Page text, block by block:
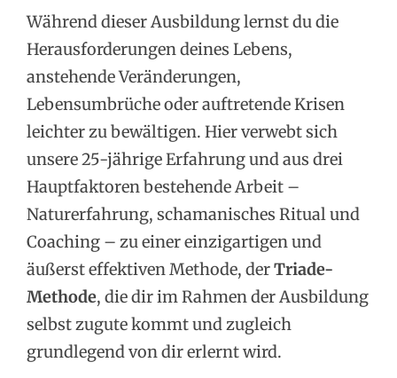
Während dieser Ausbildung lernst du die
Herausforderungen deines Lebens,
anstehende Veränderungen,
Lebensumbrüche oder auftretende Krisen
leichter zu bewältigen. Hier verwebt sich
unsere 25-jährige Erfahrung und aus drei
Hauptfaktoren bestehende Arbeit –
Naturerfahrung, schamanisches Ritual und
Coaching – zu einer einzigartigen und
äußerst effektiven Methode, derTriade-
Methode, die dir im Rahmen der Ausbildung
selbst zugute kommt und zugleich
grundlegend von dir erlernt wird.